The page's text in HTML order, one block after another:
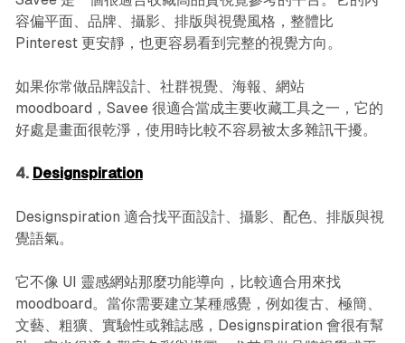
容偏平面、品牌、攝影、排版與視覺風格，整體比
Pinterest 更安靜，也更容易看到完整的視覺方向。
如果你常做品牌設計、社群視覺、海報、網站
moodboard，Savee 很適合當成主要收藏工具之一，它的
好處是畫面很乾淨，使用時比較不容易被太多雜訊干擾。
4. Designspiration
Designspiration 適合找平面設計、攝影、配色、排版與視
覺語氣。
它不像 UI 靈感網站那麼功能導向，比較適合用來找
moodboard。當你需要建立某種感覺，例如復古、極簡、
文藝、粗獷、實驗性或雜誌感，Designspiration 會很有幫